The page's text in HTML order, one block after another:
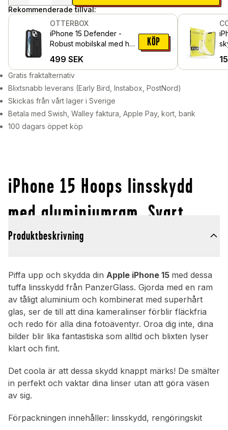
Rekommenderade tillval:
OTTERBOX
iPhone 15 Defender -
Robust mobilskal med hög
499 SEK
KÖP
Gratis fraktalternativ
Blixtsnabb leverans (Early Bird, Instabox, PostNord)
Skickas från vårt lager i Sverige
Betala med Swish, Walley faktura, Apple Pay, kort, bank
100 dagars öppet köp
iPhone 15 Hoops linsskydd
med aluminiumram, Svart
Produktbeskrivning
Piffa upp och skydda din Apple iPhone 15 med dessa
tuffa linsskydd från PanzerGlass. Gjorda med en ram
av tåligt aluminium och kombinerat med superhårt
glas, ser de till att dina kameralinser förblir fläckfria
och redo för alla dina fotoäventyr. Oroa dig inte, dina
bilder blir lika fantastiska som alltid och blixten lyser
klart och fint.
Det coola är att dessa skydd knappt märks! De smälter
in perfekt och vaktar dina linser utan att göra väsen
av sig.
Förpackningen innehåller: linsskydd, rengöringskit